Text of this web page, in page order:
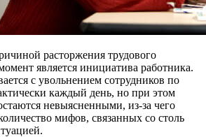
расторжения трудового
является инициатива работника.
с увольнением сотрудников по
каждый день, но при этом
невыясненными, из-за чего
мифов, связанных со столь